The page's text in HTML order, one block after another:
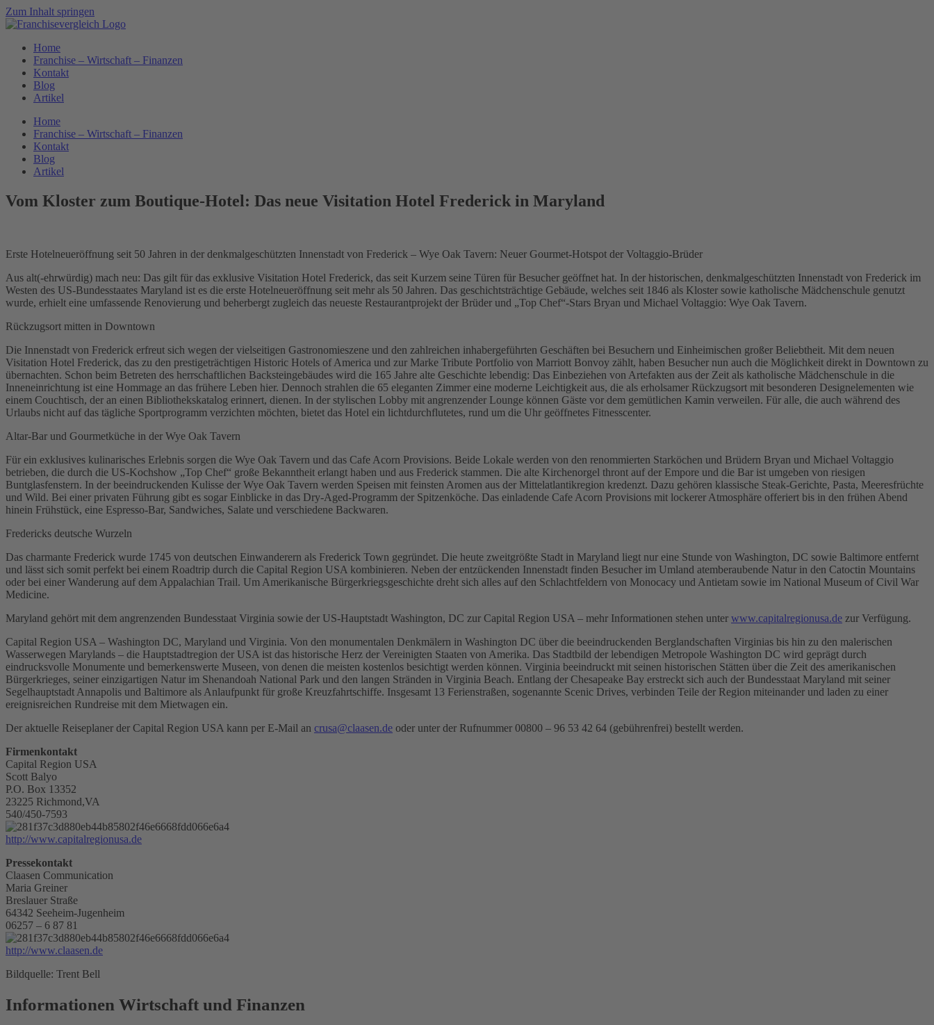
Zum Inhalt springen
Home
Franchise – Wirtschaft – Finanzen
Kontakt
Blog
Artikel
Home
Franchise – Wirtschaft – Finanzen
Kontakt
Blog
Artikel
Vom Kloster zum Boutique-Hotel: Das neue Visitation Hotel Frederick in Maryland
Erste Hotelneueröffnung seit 50 Jahren in der denkmalgeschützten Innenstadt von Frederick – Wye Oak Tavern: Neuer Gourmet-Hotspot der Voltaggio-Brüder
Aus alt(-ehrwürdig) mach neu: Das gilt für das exklusive Visitation Hotel Frederick, das seit Kurzem seine Türen für Besucher geöffnet hat. In der historischen, denkmalgeschützten Innenstadt von Frederick im
Westen des US-Bundesstaates Maryland ist es die erste Hotelneueröffnung seit mehr als 50 Jahren. Das geschichtsträchtige Gebäude, welches seit 1846 als Kloster sowie katholische Mädchenschule genutzt
wurde, erhielt eine umfassende Renovierung und beherbergt zugleich das neueste Restaurantprojekt der Brüder und „Top Chef“-Stars Bryan und Michael Voltaggio: Wye Oak Tavern.
Rückzugsort mitten in Downtown
Die Innenstadt von Frederick erfreut sich wegen der vielseitigen Gastronomieszene und den zahlreichen inhabergeführten Geschäften bei Besuchern und Einheimischen großer Beliebtheit. Mit dem neuen
Visitation Hotel Frederick, das zu den prestigeträchtigen Historic Hotels of America und zur Marke Tribute Portfolio von Marriott Bonvoy zählt, haben Besucher nun auch die Möglichkeit direkt in Downtown zu
übernachten. Schon beim Betreten des herrschaftlichen Backsteingebäudes wird die 165 Jahre alte Geschichte lebendig: Das Einbeziehen von Artefakten aus der Zeit als katholische Mädchenschule in die
Inneneinrichtung ist eine Hommage an das frühere Leben hier. Dennoch strahlen die 65 eleganten Zimmer eine moderne Leichtigkeit aus, die als erholsamer Rückzugsort mit besonderen Designelementen wie
einem Couchtisch, der an einen Bibliothekskatalog erinnert, dienen. In der stylischen Lobby mit angrenzender Lounge können Gäste vor dem gemütlichen Kamin verweilen. Für alle, die auch während des
Urlaubs nicht auf das tägliche Sportprogramm verzichten möchten, bietet das Hotel ein lichtdurchflutetes, rund um die Uhr geöffnetes Fitnesscenter.
Altar-Bar und Gourmetküche in der Wye Oak Tavern
Für ein exklusives kulinarisches Erlebnis sorgen die Wye Oak Tavern und das Cafe Acorn Provisions. Beide Lokale werden von den renommierten Starköchen und Brüdern Bryan und Michael Voltaggio
betrieben, die durch die US-Kochshow „Top Chef“ große Bekanntheit erlangt haben und aus Frederick stammen. Die alte Kirchenorgel thront auf der Empore und die Bar ist umgeben von riesigen
Buntglasfenstern. In der beeindruckenden Kulisse der Wye Oak Tavern werden Speisen mit feinsten Aromen aus der Mittelatlantikregion kredenzt. Dazu gehören klassische Steak-Gerichte, Pasta, Meeresfrüchte
und Wild. Bei einer privaten Führung gibt es sogar Einblicke in das Dry-Aged-Programm der Spitzenköche. Das einladende Cafe Acorn Provisions mit lockerer Atmosphäre offeriert bis in den frühen Abend
hinein Frühstück, eine Espresso-Bar, Sandwiches, Salate und verschiedene Backwaren.
Fredericks deutsche Wurzeln
Das charmante Frederick wurde 1745 von deutschen Einwanderern als Frederick Town gegründet. Die heute zweitgrößte Stadt in Maryland liegt nur eine Stunde von Washington, DC sowie Baltimore entfernt
und lässt sich somit perfekt bei einem Roadtrip durch die Capital Region USA kombinieren. Neben der entzückenden Innenstadt finden Besucher im Umland atemberaubende Natur in den Catoctin Mountains
oder bei einer Wanderung auf dem Appalachian Trail. Um Amerikanische Bürgerkriegsgeschichte dreht sich alles auf den Schlachtfeldern von Monocacy und Antietam sowie im National Museum of Civil War
Medicine.
Maryland gehört mit dem angrenzenden Bundesstaat Virginia sowie der US-Hauptstadt Washington, DC zur Capital Region USA – mehr Informationen stehen unter www.capitalregionusa.de zur Verfügung.
Capital Region USA – Washington DC, Maryland und Virginia. Von den monumentalen Denkmälern in Washington DC über die beeindruckenden Berglandschaften Virginias bis hin zu den malerischen
Wasserwegen Marylands – die Hauptstadtregion der USA ist das historische Herz der Vereinigten Staaten von Amerika. Das Stadtbild der lebendigen Metropole Washington DC wird geprägt durch
eindrucksvolle Monumente und bemerkenswerte Museen, von denen die meisten kostenlos besichtigt werden können. Virginia beeindruckt mit seinen historischen Stätten über die Zeit des amerikanischen
Bürgerkrieges, seiner einzigartigen Natur im Shenandoah National Park und den langen Stränden in Virginia Beach. Entlang der Chesapeake Bay erstreckt sich auch der Bundesstaat Maryland mit seiner
Segelhauptstadt Annapolis und Baltimore als Anlaufpunkt für große Kreuzfahrtschiffe. Insgesamt 13 Ferienstraßen, sogenannte Scenic Drives, verbinden Teile der Region miteinander und laden zu einer
ereignisreichen Rundreise mit dem Mietwagen ein.
Der aktuelle Reiseplaner der Capital Region USA kann per E-Mail an crusa@claasen.de oder unter der Rufnummer 00800 – 96 53 42 64 (gebührenfrei) bestellt werden.
Firmenkontakt
Capital Region USA
Scott Balyo
P.O. Box 13352
23225 Richmond,VA
540/450-7593
http://www.capitalregionusa.de
Pressekontakt
Claasen Communication
Maria Greiner
Breslauer Straße
64342 Seeheim-Jugenheim
06257 – 6 87 81
http://www.claasen.de
Bildquelle: Trent Bell
Informationen Wirtschaft und Finanzen